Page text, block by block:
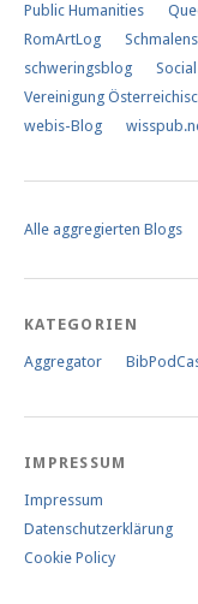
Public Humanities
RomArtLog
schweringsblog
Vereinigung
webis-Blog
Alle aggregierten Blogs
KATEGORIEN
Aggregator
IMPRESSUM
Impressum
Datenschutzerklärung
Cookie Policy